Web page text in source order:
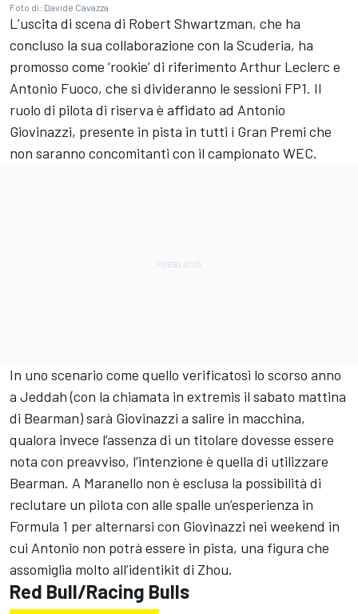
Foto di: Davide Cavazza
L’uscita di scena di Robert Shwartzman, che ha
concluso la sua collaborazione con la Scuderia, ha
promosso come ‘rookie’ di riferimento Arthur Leclerc e
Antonio Fuoco, che si divideranno le sessioni FP1. Il
ruolo di pilota di riserva è affidato ad Antonio
Giovinazzi, presente in pista in tutti i Gran Premi che
non saranno concomitanti con il campionato WEC.
In uno scenario come quello verificatosi lo scorso anno
a Jeddah (con la chiamata in extremis il sabato mattina
di Bearman) sarà Giovinazzi a salire in macchina,
qualora invece l’assenza di un titolare dovesse essere
nota con preavviso, l’intenzione è quella di utilizzare
Bearman. A Maranello non è esclusa la possibilità di
reclutare un pilota con alle spalle un’esperienza in
Formula 1 per alternarsi con Giovinazzi nei weekend in
cui Antonio non potrà essere in pista, una figura che
assomiglia molto all’identikit di Zhou.
Red Bull/Racing Bulls